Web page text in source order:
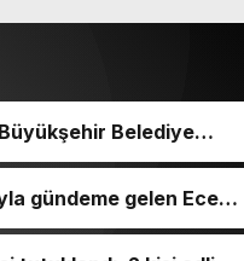
Belediye
Yapılan Paylaşımda;
başta
fikir alışverişinde
çalışmalar üzerine
gündeme gelen Ece
açıkladı.